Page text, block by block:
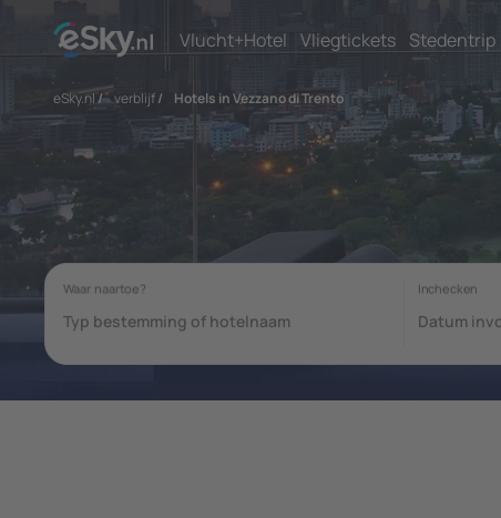
Vlucht+Hotel Vliegtickets Stedentrip
eSky.nl/ verblijf/ Hotels in Vezzano di Trento